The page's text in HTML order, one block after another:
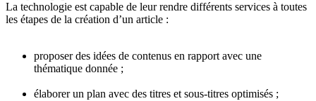
La technologie est capable de leur rendre différents services à toutes
les étapes de la création d’un article :
proposer des idées de contenus en rapport avec une
thématique donnée ;
élaborer un plan avec des titres et sous-titres optimisés ;